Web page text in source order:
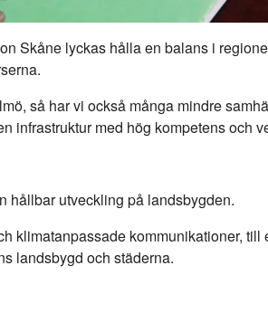
Skåne lyckas hålla en balans i
så har vi också många mindre
infrastruktur med hög kompetens och
hållbar utveckling på landsbygden.
klimatanpassade kommunikationer,
landsbygd och städerna.